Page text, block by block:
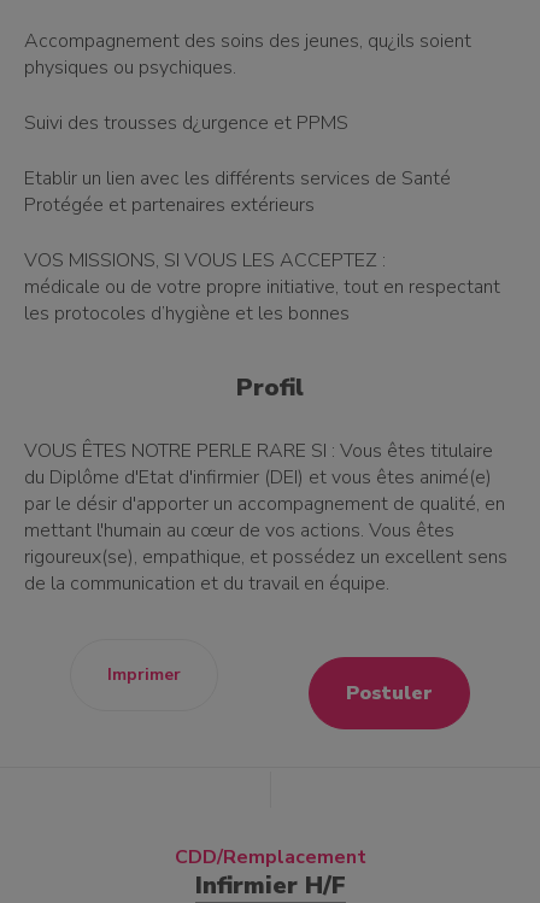
Accompagnement des soins des jeunes, qu¿ils soient
physiques ou psychiques.
Suivi des trousses d¿urgence et PPMS
Etablir un lien avec les différents services de Santé
Protégée et partenaires extérieurs
VOS MISSIONS, SI VOUS LES ACCEPTEZ :
médicale ou de votre propre initiative, tout en respectant
les protocoles d’hygiène et les bonnes
Profil
VOUS ÊTES NOTRE PERLE RARE SI : Vous êtes titulaire
du Diplôme d'Etat d'infirmier (DEI) et vous êtes animé(e)
par le désir d'apporter un accompagnement de qualité, en
mettant l'humain au cœur de vos actions. Vous êtes
rigoureux(se), empathique, et possédez un excellent sens
de la communication et du travail en équipe.
Imprimer
Postuler
CDD/Remplacement
Infirmier H/F